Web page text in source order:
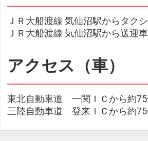
ＪＲ大船渡線 気仙沼駅からタク
ＪＲ大船渡線 気仙沼駅から送迎車
アクセス（車）
東北自動車道 一関ＩＣから約75
三陸自動車道 登来ＩＣから約75